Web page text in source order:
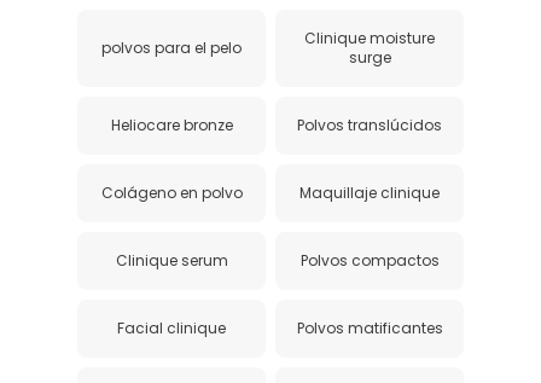
polvos para el pelo
Clinique moisture
surge
Heliocare bronze Polvos translúcidos
Colágeno en polvo Maquillaje clinique
Clinique serum Polvos compactos
Facial clinique Polvos matificantes